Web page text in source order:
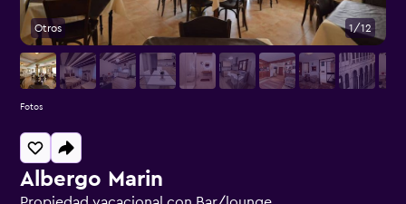
Albergo Marin
Otros 1/12
Fotos